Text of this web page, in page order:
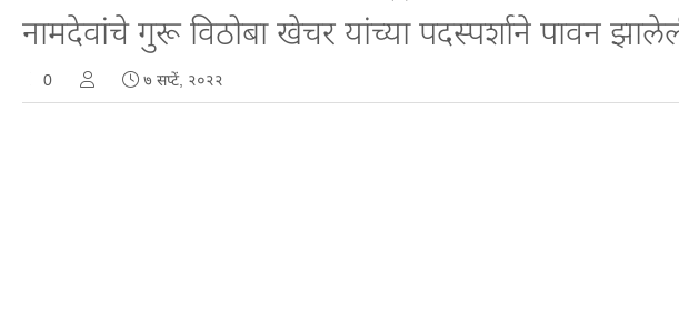
नामदेवांचे गुरू विठोबा खेचर यांच्या पदस्पर्शाने पावन
0 ७ सप्टें, २०२२